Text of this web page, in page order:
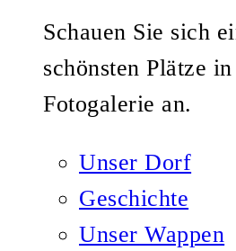
Schauen Sie sich
schönsten Plätze
Fotogalerie an.
Unser Dorf
Geschichte
Unser Wappen